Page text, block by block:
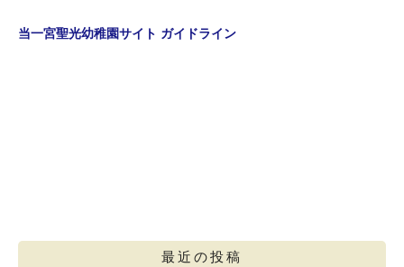
当一宮聖光幼稚園サイト ガイドライン
最近の投稿